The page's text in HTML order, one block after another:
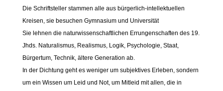
Die Schriftsteller stammen alle aus bürgerlich-intellektuellen
Kreisen, sie besuchen Gymnasium und Universität
Sie lehnen die naturwissenschaftlichen Errungenschaften des 19.
Jhds. Naturalismus, Realismus, Logik, Psychologie, Staat,
Bürgertum, Technik, ältere Generation ab.
In der Dichtung geht es weniger um subjektives Erleben, sondern
um ein Wissen um Leid und Not, um Mitleid mit allen, die in